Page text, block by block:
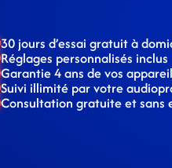
30 jours d’essai gratuit à
Réglages personnalisés inclus
Garantie 4 ans de vos
Suivi illimité par votre
Consultation gratuite et sans